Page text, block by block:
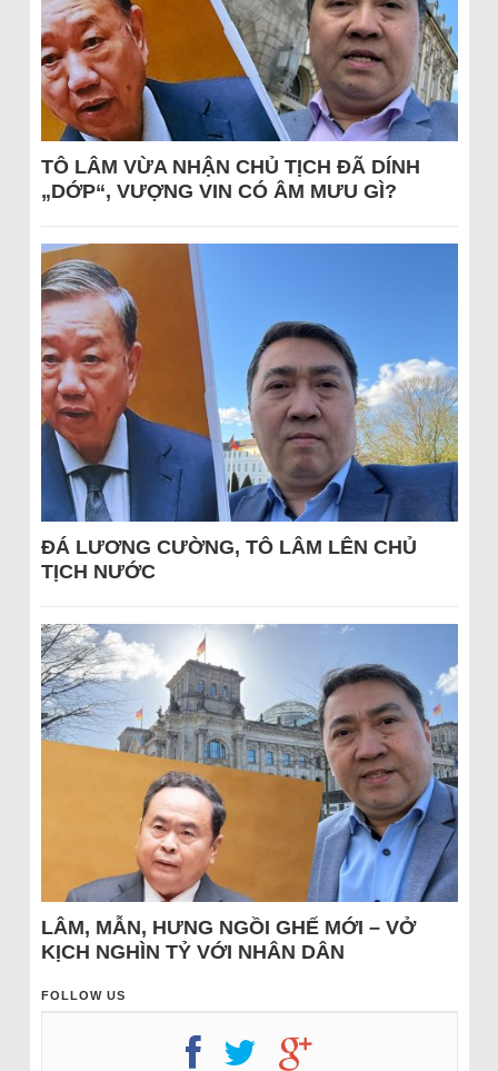
TÔ LÂM VỪA NHẬN CHỦ TỊCH ĐÃ DÍNH
„DỚP“, VƯỢNG VIN CÓ ÂM MƯU GÌ?
ĐÁ LƯƠNG CƯỜNG, TÔ LÂM LÊN CHỦ
TỊCH NƯỚC
LÂM, MẪN, HƯNG NGỒI GHẾ MỚI – VỞ
KỊCH NGHÌN TỶ VỚI NHÂN DÂN
FOLLOW US